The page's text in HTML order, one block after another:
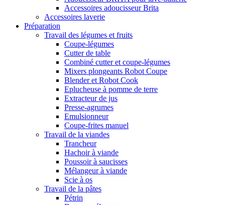
Accessoires adoucisseur Brita
Accessoires laverie
Préparation
Travail des légumes et fruits
Coupe-légumes
Cutter de table
Combiné cutter et coupe-légumes
Mixers plongeants Robot Coupe
Blender et Robot Cook
Eplucheuse à pomme de terre
Extracteur de jus
Presse-agrumes
Emulsionneur
Coupe-frites manuel
Travail de la viandes
Trancheur
Hachoir à viande
Poussoir à saucisses
Mélangeur à viande
Scie à os
Travail de la pâtes
Pétrin